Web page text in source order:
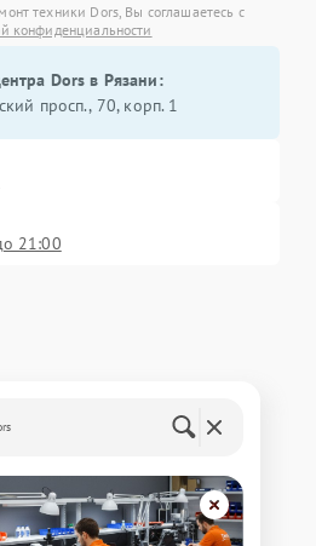
техники Dors, Вы соглашаетесь с
конфиденциальности
Dors в Рязани:
просп., 70, корп. 1
21:00